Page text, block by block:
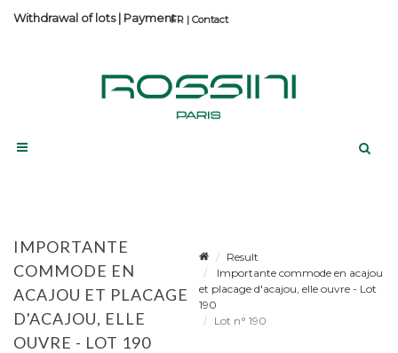
Contact
Withdrawal of lots| Payment
IMPORTANTE
COMMODE EN
ACAJOU ET PLACAGE
D'ACAJOU, ELLE
OUVRE - LOT 190
Result
Importante commode en acajou
et placage d'acajou, elle ouvre - Lot
190
Lot n° 190